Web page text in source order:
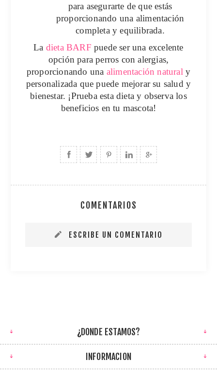
para asegurarte de que estás
proporcionando una alimentación
completa y equilibrada.
La dieta BARFpuede ser una excelente
opción para perros con alergias,
proporcionando una alimentación natural y
personalizada que puede mejorar su salud y
bienestar. ¡Prueba esta dieta y observa los
beneficios en tu mascota!
COMENTARIOS
ESCRIBE UN COMENTARIO
¿DONDE ESTAMOS?
INFORMACION